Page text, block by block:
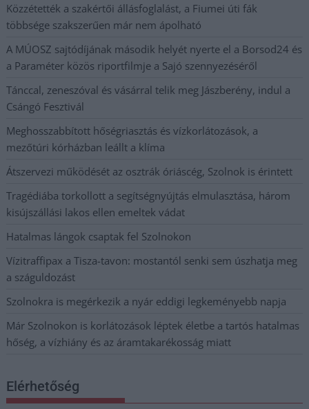
Közzétették a szakértői állásfoglalást, a Fiumei úti fák
többsége szakszerűen már nem ápolható
A MÚOSZ sajtódíjának második helyét nyerte el a Borsod24 és
a Paraméter közös riportfilmje a Sajó szennyezéséről
Tánccal, zeneszóval és vásárral telik meg Jászberény, indul a
Csángó Fesztivál
Meghosszabbított hőségriasztás és vízkorlátozások, a
mezőtúri kórházban leállt a klíma
Átszervezi működését az osztrák óriáscég, Szolnok is érintett
Tragédiába torkollott a segítségnyújtás elmulasztása, három
kisújszállási lakos ellen emeltek vádat
Hatalmas lángok csaptak fel Szolnokon
Vízitraffipax a Tisza-tavon: mostantól senki sem úszhatja meg
a száguldozást
Szolnokra is megérkezik a nyár eddigi legkeményebb napja
Már Szolnokon is korlátozások léptek életbe a tartós hatalmas
hőség, a vízhiány és az áramtakarékosság miatt
Elérhetőség